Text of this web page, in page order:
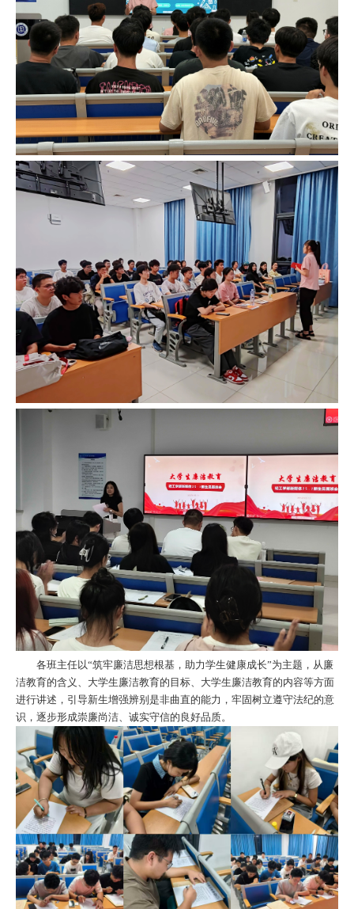
各班主任以“筑牢廉洁思想根基，助力学生健康成长”为主题，从廉
洁教育的含义、大学生廉洁教育的目标、大学生廉洁教育的内容等方面
进行讲述，引导新生增强辨别是非曲直的能力，牢固树立遵守法纪的意
识，逐步形成崇廉尚洁、诚实守信的良好品质。